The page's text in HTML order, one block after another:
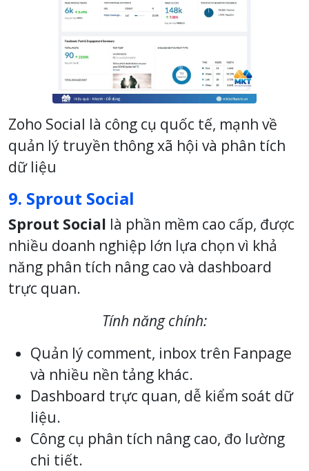
Zoho Social là công cụ quốc tế, mạnh về
quản lý truyền thông xã hội và phân tích
dữ liệu
9. Sprout Social
Sprout Social là phần mềm cao cấp, được
nhiều doanh nghiệp lớn lựa chọn vì khả
năng phân tích nâng cao và dashboard
trực quan.
Tính năng chính:
Quản lý comment, inbox trên Fanpage
và nhiều nền tảng khác.
Dashboard trực quan, dễ kiểm soát dữ
liệu.
Công cụ phân tích nâng cao, đo lường
chi tiết.